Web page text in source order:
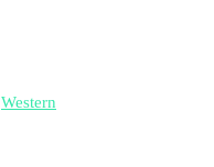
Western